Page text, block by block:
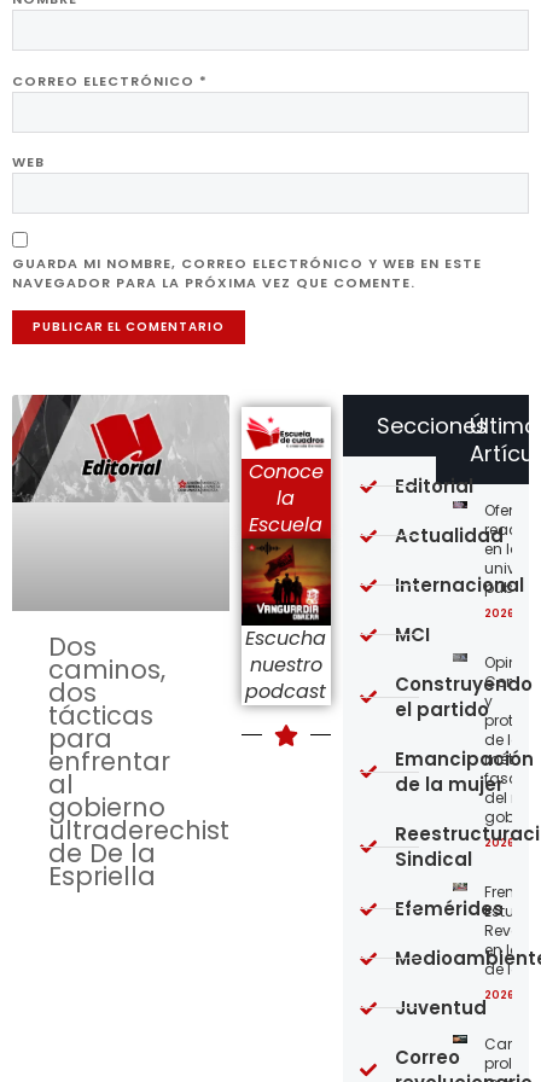
CORREO ELECTRÓNICO *
WEB
GUARDA MI NOMBRE, CORREO ELECTRÓNICO Y WEB EN ESTE
NAVEGADOR PARA LA PRÓXIMA VEZ QUE COMENTE.
Dos
caminos,
dos
tácticas
para
enfrentar
al
gobierno
ultraderechista
de De la
Espriella
Conoce
la
Escuela
Escucha
nuestro
podcast
en las
2026-
y
de los
del
2026-
Frente
en la
de los
2026-
Carta
Secciones
Editorial
Actualidad
Internacional
MCI
Construyendo
el partido
Emancipación
de la mujer
Sindical
Efemérides
Juventud
Correo